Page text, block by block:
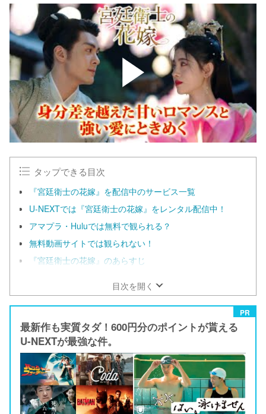
タップできる目次
『宮廷衛士の花嫁』を配信中のサービス一覧
U-NEXTでは『宮廷衛士の花嫁』をレンタル配信中！
アマプラ・Huluでは無料で観られる？
無料動画サイトでは観られない！
『宮廷衛士の花嫁』のあらすじ
目次を開く
PR
最新作も実質タダ！600円分のポイントが貰える
U-NEXTが最強な件。